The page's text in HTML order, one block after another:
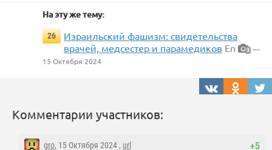
На эту же тему:
26
Израильский фашизм: свидетельства
врачей, медсестер и парамедиков En 3 —
15 Октября 2024
Комментарии участников:
+5
gro, 15 Октября 2024 , url